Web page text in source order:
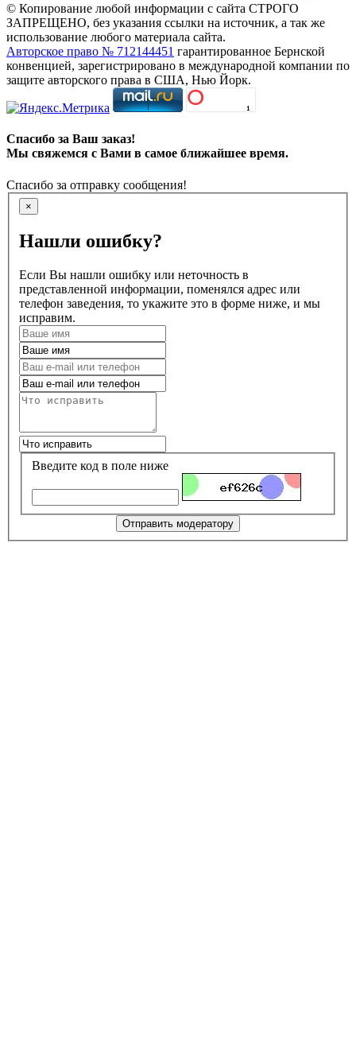
© Копирование любой информации с сайта СТРОГО
ЗАПРЕЩЕНО, без указания ссылки на источник, а так же
использование любого материала сайта.
Авторское право № 712144451 гарантированное Бернской
конвенцией, зарегистрировано в международной компании по
защите авторского права в США, Нью Йорк.
Спасибо за Ваш заказ!
Мы свяжемся с Вами в самое ближайшее время.
Спасибо за отправку сообщения!
×
Нашли ошибку?
Если Вы нашли ошибку или неточность в
представленной информации, поменялся адрес или
телефон заведения, то укажите это в форме ниже, и мы
исправим.
Введите код в поле ниже
Отправить модератору